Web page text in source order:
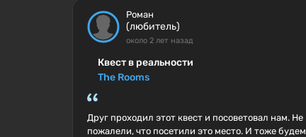
Роман
(любитель)
около 2 лет назад
Квест в реальности
The Rooms
Друг проходил этот квест и посоветовал нам. Не
пожалели, что посетили это место. И тоже будем